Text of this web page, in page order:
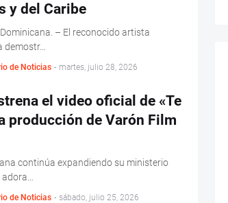
y del Caribe
– El reconocido artista
de Noticias - martes, julio 28, 2026
el video oficial de «Te
producción de Varón Film
continúa expandiendo su ministerio
de Noticias - sábado, julio 25, 2026